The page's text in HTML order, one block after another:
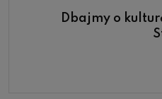
Dbajmy o